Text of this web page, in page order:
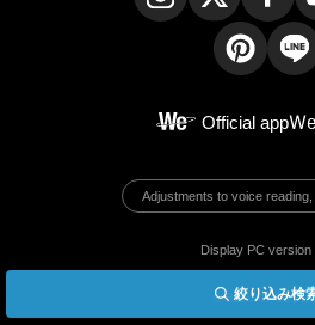
絞り込み検
Official app
Adjustments to voice reading,
Display PC version
© BEAMS Co.,
English